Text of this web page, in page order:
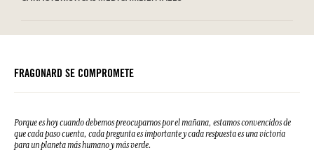
Por favor, consulte las cualidades o características medioambientales
FRAGONARD SE COMPROMETE
Porque es hoy cuando debemos preocuparnos por el mañana, estamos convencidos de
que cada paso cuenta, cada pregunta es importante y cada respuesta es una victoria
para un planeta más humano y más verde.